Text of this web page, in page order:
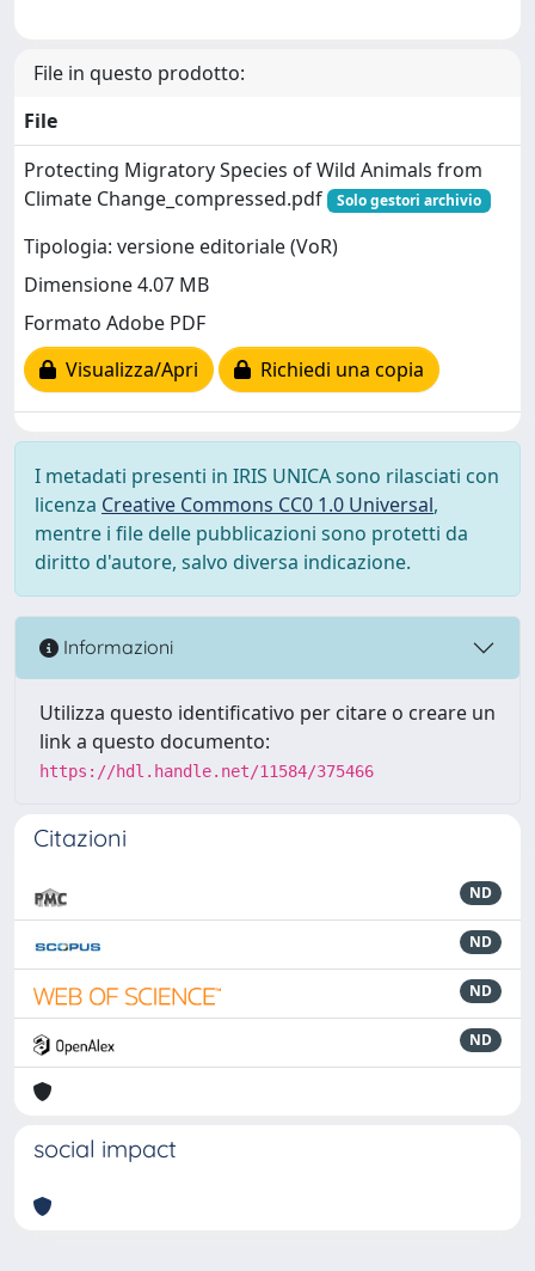
File in questo prodotto:
File
Protecting Migratory Species of Wild Animals from
Climate Change_compressed.pdf
Solo gestori archivio
Tipologia: versione editoriale (VoR)
Dimensione 4.07 MB
Formato Adobe PDF
Visualizza/Apri
Richiedi una copia
I metadati presenti in IRIS UNICA sono rilasciati con
licenza Creative Commons CC0 1.0 Universal,
mentre i file delle pubblicazioni sono protetti da
diritto d'autore, salvo diversa indicazione.
Informazioni
Utilizza questo identificativo per citare o creare un
link a questo documento:
https://hdl.handle.net/11584/375466
Citazioni
ND
ND
ND
ND
social impact